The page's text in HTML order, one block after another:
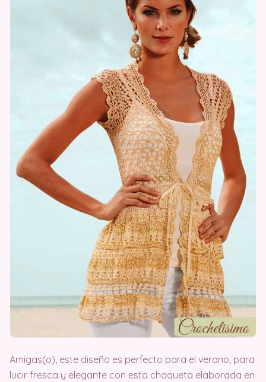
Amigas(o), este diseño es perfecto para el verano, para
lucir fresca y elegante con esta chaqueta elaborada en